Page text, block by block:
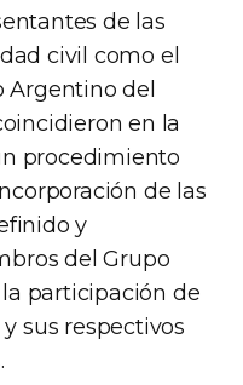
de las
civil como el
del
en la
procedimiento
de las
y
del Grupo
participación de
sus respectivos